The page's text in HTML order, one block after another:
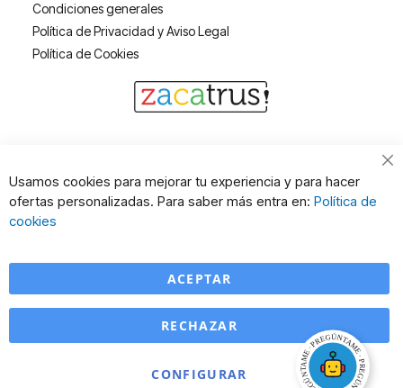
Condiciones generales
Política de Privacidad y Aviso Legal
Política de Cookies
Usamos cookies para mejorar tu experiencia y para hacer
ofertas personalizadas. Para saber más entra en: Política de
cookies
ACEPTAR
CONFIGURAR
RECHAZAR